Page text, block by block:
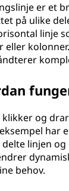
er et
på ulike
linje
eller
klikker og
har
delte linjen
behov.